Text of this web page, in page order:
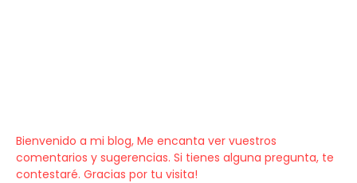
Bienvenido a mi blog, Me encanta ver vuestros
comentarios y sugerencias. Si tienes alguna pregunta, te
contestaré. Gracias por tu visita!